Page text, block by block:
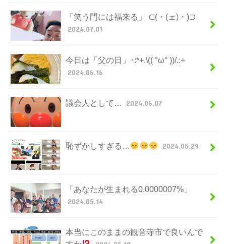
「笑う門には福来る」 ⊂(・(ェ)・)⊃
2024.07.01
今日は「父の日」･:*+.\(( °ω° ))/.:+
2024.06.16
議会人として… 2024.06.07
恥ずかしすぎる… 2024.05.29
「あなたが生まれる0.0000007%」
2024.05.14
本当にこのままの観音寺市で良いんで